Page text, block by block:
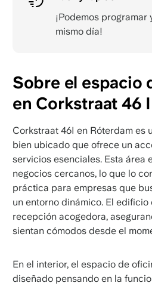
¡Podemos
mismo día!
Sobre el espacio
en Corkstraat 46 I
Corkstraat 46I en Róterdam es
bien ubicado que ofrece un
servicios esenciales. Esta área
negocios cercanos, lo que lo
práctica para empresas que
un entorno dinámico. El edificio
recepción acogedora,
sientan cómodos desde el
En el interior, el espacio de
diseñado pensando en la